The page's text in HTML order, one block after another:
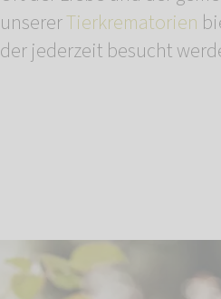
unsererTierkrematorien
der jederzeit besucht